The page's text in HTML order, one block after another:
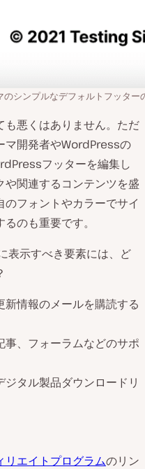
のシンプルなデフォルトフッター
も悪くはありません。ただ
マ開発者やWordPressの
フッターを編集し
関連するコンテンツを盛
フォントやカラーでサイ
のも重要です。
表示すべき要素には、ど
情報のメールを購読する
事、フォーラムなどのサポ
タル製品ダウンロードリ
リエイトプログラムのリン